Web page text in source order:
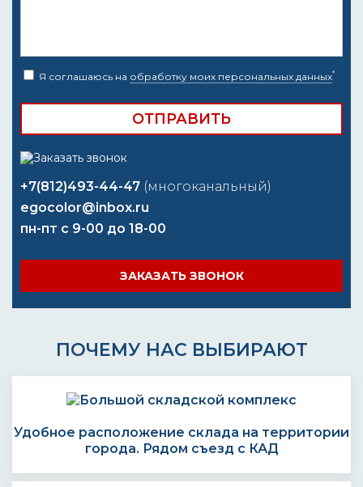
Я соглашаюсь на обработку моих персональных данных*
+7(812)493-44-47 (многоканальный)
egocolor@inbox.ru
пн-пт с 9-00 до 18-00
ЗАКАЗАТЬ ЗВОНОК
ПОЧЕМУ НАС ВЫБИРАЮТ
Удобное расположение склада на территории
города. Рядом съезд с КАД